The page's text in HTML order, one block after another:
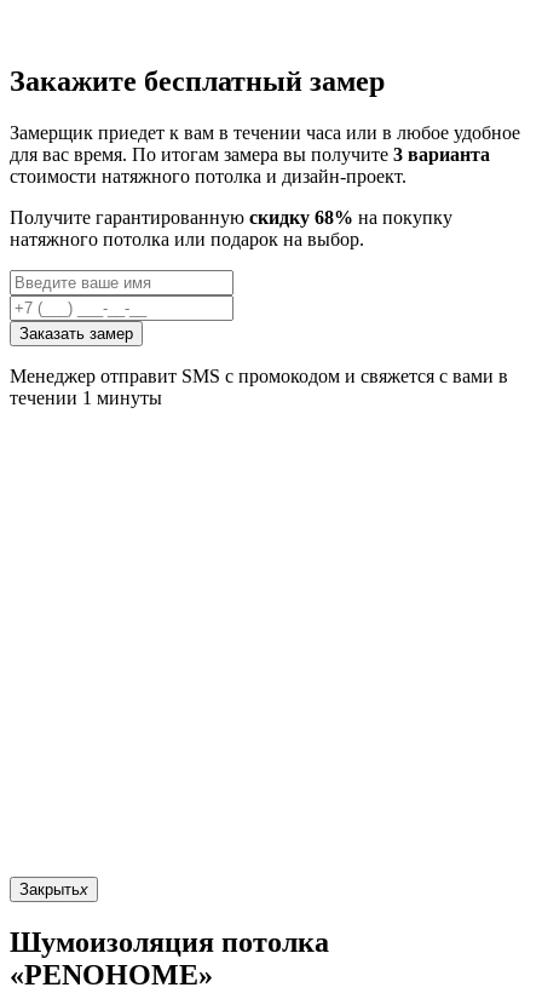
Закажите бесплатный замер
Замерщик приедет к вам в течении часа или в любое удобное
для вас время. По итогам замера вы получите 3 варианта
стоимости натяжного потолка и дизайн-проект.
Получите гарантированную скидку 68% на покупку
натяжного потолка или подарок на выбор.
Заказать замер
Менеджер отправит SMS с промокодом и свяжется с вами в
течении 1 минуты
Закрытьx
Шумоизоляция потолка
«PENOHOME»